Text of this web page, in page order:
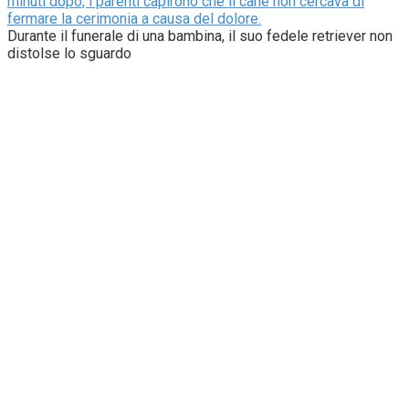
fermare la cerimonia a causa del dolore.
Durante il funerale di una bambina, il suo fedele retriever non
distolse lo sguardo